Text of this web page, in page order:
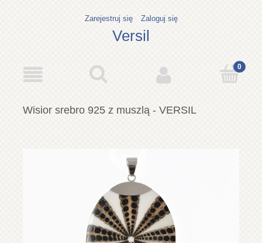
Zarejestruj się Zaloguj się
Versil
Wisior srebro 925 z muszlą - VERSIL